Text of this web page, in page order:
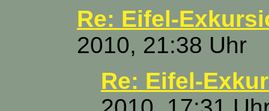
Re: Eifel-
2010, 21:38 Uhr
Re: Eifel-